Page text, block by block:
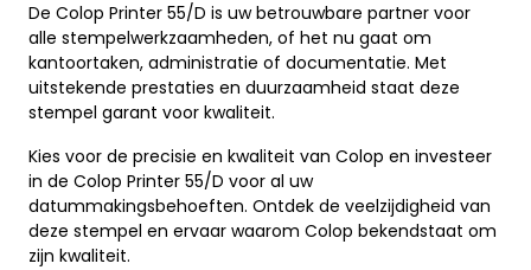
De Colop Printer 55/D is uw betrouwbare partner voor
alle stempelwerkzaamheden, of het nu gaat om
kantoortaken, administratie of documentatie. Met
uitstekende prestaties en duurzaamheid staat deze
stempel garant voor kwaliteit.
Kies voor de precisie en kwaliteit van Colop en investeer
in de Colop Printer 55/D voor al uw
datummakingsbehoeften. Ontdek de veelzijdigheid van
deze stempel en ervaar waarom Colop bekendstaat om
zijn kwaliteit.